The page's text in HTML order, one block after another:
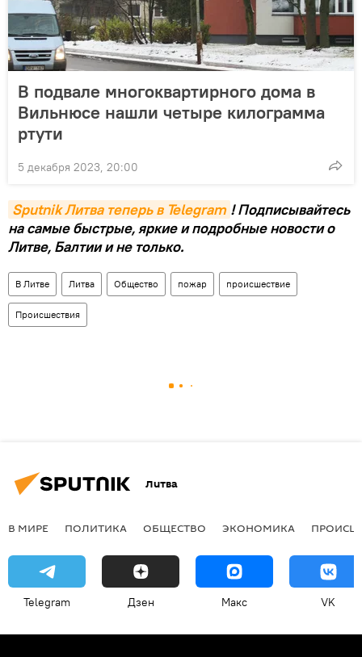
В подвале многоквартирного дома в
Вильнюсе нашли четыре килограмма
ртути
5 декабря 2023, 20:00
Sputnik Литва теперь в Telegram ! Подписывайтесь
на самые быстрые, яркие и подробные новости о
Литве, Балтии и не только.
В Литве Литва Общество пожар происшествие
Происшествия
Литва
В МИРЕ ПОЛИТИКА ОБЩЕСТВО ЭКОНОМИКА
Telegram Дзен Макс VK